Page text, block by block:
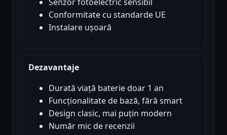
Conformitate cu standarde UE
Instalare ușoară
Dezavantaje
Durată viață baterie doar 1 an
Funcționalitate de bază, fără smart
Design clasic, mai puțin modern
Număr mic de recenzii